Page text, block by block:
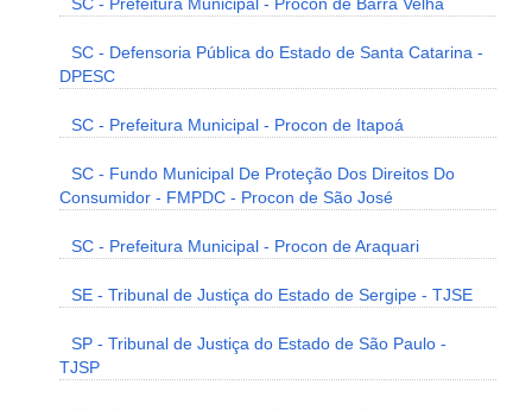
SC - Prefeitura Municipal - Procon de Barra Velha
SC - Defensoria Pública do Estado de Santa Catarina -
DPESC
SC - Prefeitura Municipal - Procon de Itapoá
SC - Fundo Municipal De Proteção Dos Direitos Do
Consumidor - FMPDC - Procon de São José
SC - Prefeitura Municipal - Procon de Araquari
SE - Tribunal de Justiça do Estado de Sergipe - TJSE
SP - Tribunal de Justiça do Estado de São Paulo -
TJSP